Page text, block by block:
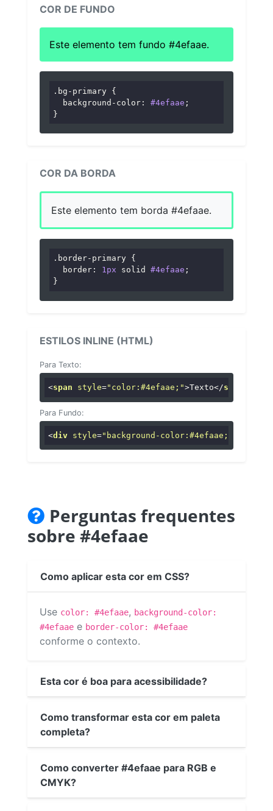
COR DE FUNDO
Este elemento tem fundo #4efaae.
.bg-primary {
background-color : #4efaae ;
}
COR DA BORDA
Este elemento tem borda #4efaae.
.border-primary {
border : 1px solid #4efaae ;
}
ESTILOS INLINE (HTML)
Para Texto:
<span style="color:#4efaae;">Texto</span
Para Fundo:
<div style="background-color:#4efaae;"
Perguntas frequentes
sobre #4efaae
Como aplicar esta cor em CSS?
Use color: #4efaae, background-color:
#4efaae e border-color: #4efaae
conforme o contexto.
Esta cor é boa para acessibilidade?
Como transformar esta cor em paleta
completa?
Como converter #4efaae para RGB e
CMYK?